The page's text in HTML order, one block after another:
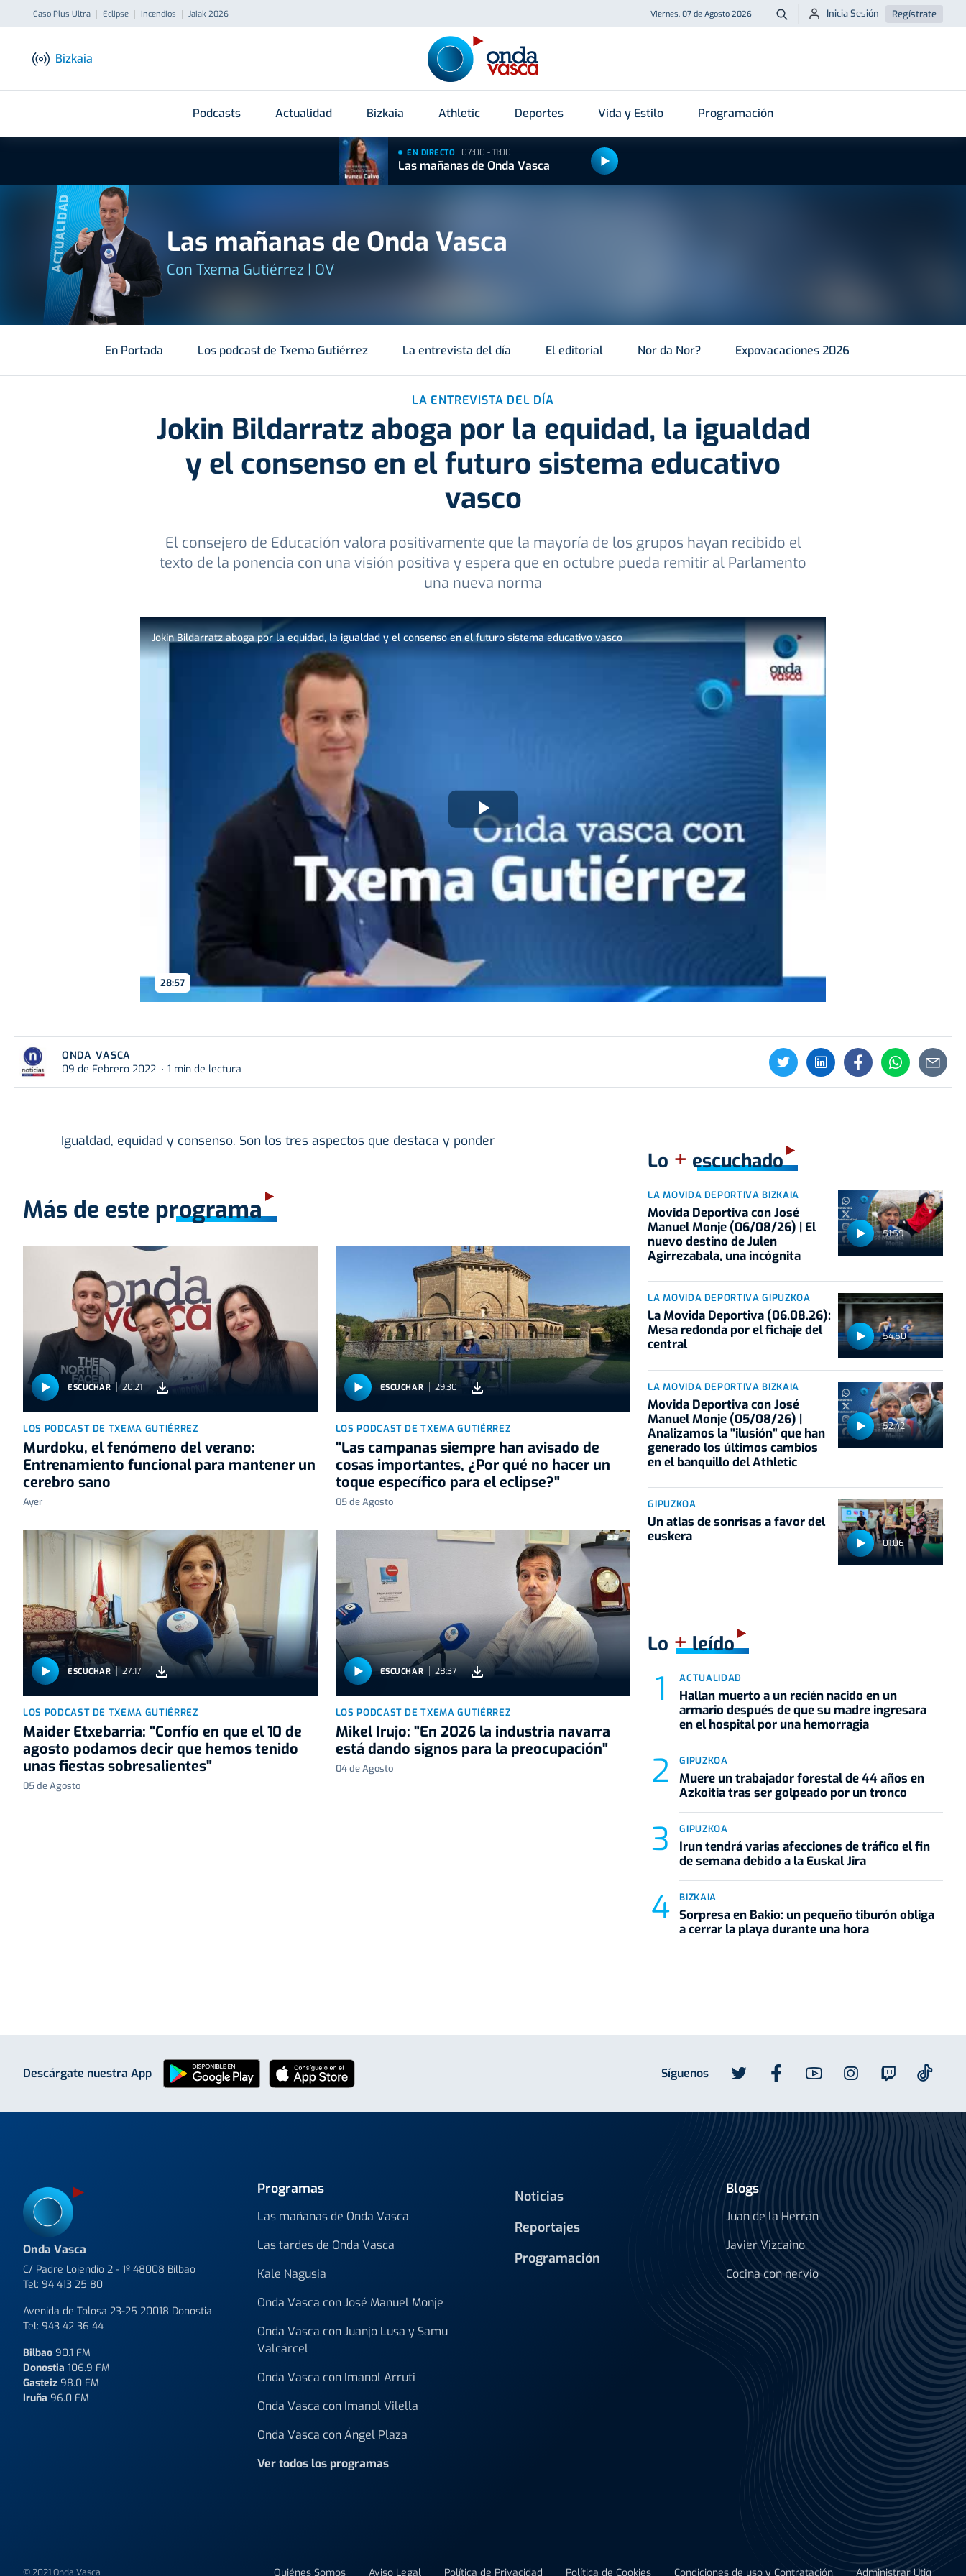
Caso Plus Ultra Eclipse Incendios Jaiak 2026 Viernes, 07 de Agosto 2026 Buscar
Inicia Sesión Regístrate
Bizkaia
Podcasts Actualidad Bizkaia Athletic Deportes Vida y Estilo Programación
EN DIRECTO 07:00 - 11:00
Las mañanas de Onda Vasca
ACTUALIDAD Las mañanas de Onda Vasca
Con Txema Gutiérrez | OV
En Portada Los podcast de Txema Gutiérrez La entrevista del día El editorial Nor da Nor? Expovacaciones 2026
LA ENTREVISTA DEL DÍA
Jokin Bildarratz aboga por la equidad, la igualdad
y el consenso en el futuro sistema educativo
vasco
El consejero de Educación valora positivamente que la mayoría de los grupos hayan recibido el
texto de la ponencia con una visión positiva y espera que en octubre pueda remitir al Parlamento
una nueva norma
Jokin Bildarratz aboga por la equidad, la igualdad y el consenso en el futuro sistema educativo vasco
Play
Video
28:57
ONDA VASCA
09 de Febrero 2022
1 min de lectura
Igualdad, equidad y consenso. Son los tres aspectos que destaca y ponder
Más de este programa
ESCUCHAR 20:21
LOS PODCAST DE TXEMA GUTIÉRREZ
Murdoku, el fenómeno del verano:
Entrenamiento funcional para mantener un
cerebro sano
Ayer
ESCUCHAR 29:30
LOS PODCAST DE TXEMA GUTIÉRREZ
"Las campanas siempre han avisado de
cosas importantes, ¿Por qué no hacer un
toque específico para el eclipse?"
05 de Agosto
ESCUCHAR 27:17
LOS PODCAST DE TXEMA GUTIÉRREZ
Maider Etxebarria: "Confío en que el 10 de
agosto podamos decir que hemos tenido
unas fiestas sobresalientes"
05 de Agosto
ESCUCHAR 28:37
LOS PODCAST DE TXEMA GUTIÉRREZ
Mikel Irujo: "En 2026 la industria navarra
está dando signos para la preocupación"
04 de Agosto
Lo + escuchado
51:59
LA MOVIDA DEPORTIVA BIZKAIA
Movida Deportiva con José
Manuel Monje (06/08/26) | El
nuevo destino de Julen
Agirrezabala, una incógnita
54:50
LA MOVIDA DEPORTIVA GIPUZKOA
La Movida Deportiva (06.08.26):
Mesa redonda por el fichaje del
central
52:42
LA MOVIDA DEPORTIVA BIZKAIA
Movida Deportiva con José
Manuel Monje (05/08/26) |
Analizamos la "ilusión" que han
generado los últimos cambios
en el banquillo del Athletic
01:06
GIPUZKOA
Un atlas de sonrisas a favor del
euskera
Lo +leído
ACTUALIDAD
Hallan muerto a un recién nacido en un
armario después de que su madre ingresara
en el hospital por una hemorragia
GIPUZKOA
Muere un trabajador forestal de 44 años en
Azkoitia tras ser golpeado por un tronco
GIPUZKOA
Irun tendrá varias afecciones de tráfico el fin
de semana debido a la Euskal Jira
BIZKAIA
Sorpresa en Bakio: un pequeño tiburón obliga
a cerrar la playa durante una hora
Síguenos
Descárgate nuestra App
Programas
Las mañanas de Onda Vasca
Las tardes de Onda Vasca
Kale Nagusia
Onda Vasca con José Manuel Monje
Onda Vasca con Juanjo Lusa y Samu
Valcárcel
Onda Vasca con Imanol Arruti
Onda Vasca con Imanol Vilella
Onda Vasca con Ángel Plaza
Ver todos los programas
Noticias
Reportajes
Programación
Blogs
Juan de la Herrán
Javier Vizcaino
Cocina con nervio
Onda Vasca
C/ Padre Lojendio 2 - 1º 48008 Bilbao
Tel: 94 413 25 80
Avenida de Tolosa 23-25 20018 Donostia
Tel: 943 42 36 44
Bilbao 90.1 FM
Donostia 106.9 FM
Gasteiz 98.0 FM
Iruña 96.0 FM
Quiénes Somos Aviso Legal Política de Privacidad Política de Cookies Condiciones de uso y Contratación Administrar Utiq
© 2021 Onda Vasca